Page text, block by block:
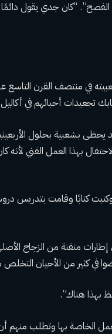
“كان جدي يقول
في منتصف القرن
تجعيدات أحبائهم في أكاليل
يحظى بشعبية بحلول
بهذا العمل الفني لأنه
كتابًا وقامت بتدريس
متقنة من الزجاج
في كثير من الأحيان
بهذا هناك”.
الخاصة بها وتطلب منهم